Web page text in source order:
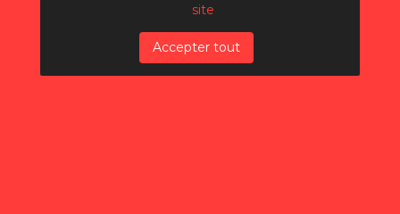
site
Accepter tout